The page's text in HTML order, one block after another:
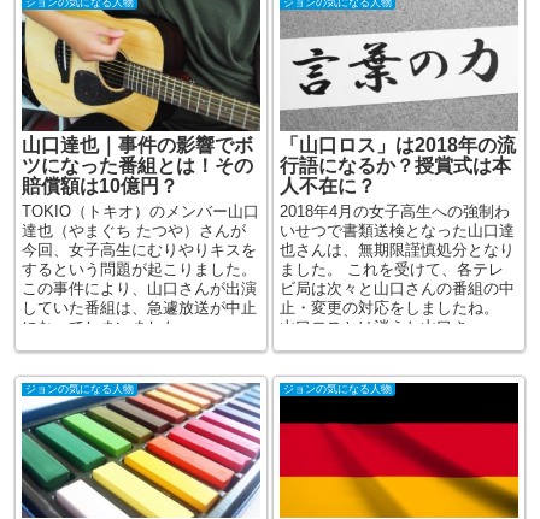
ジョンの気になる人物
山口達也｜事件の影響でボ
ツになった番組とは！その
賠償額は10億円？
TOKIO（トキオ）のメンバー山口
達也（やまぐち たつや）さんが
今回、女子高生にむりやりキスを
するという問題が起こりました。
この事件により、山口さんが出演
していた番組は、急遽放送が中止
になってしまいました。 ...
ジョンの気になる人物
「山口ロス」は2018年の流
行語になるか？授賞式は本
人不在に？
2018年4月の女子高生への強制わ
いせつで書類送検となった山口達
也さんは、無期限謹慎処分となり
ました。 これを受けて、各テレ
ビ局は次々と山口さんの番組の中
止・変更の対応をしましたね。
山口ロスとは消えた山口さ...
ジョンの気になる人物 ジョンの気になる人物